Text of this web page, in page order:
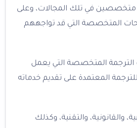
متخصصين في تلك المجالات، وعلى
المتخصصة التي قد تواجههم
المتخصصة التي يعمل
المعتمدة على تقديم خدماته
والقانونية، والتقنية، وكذلك